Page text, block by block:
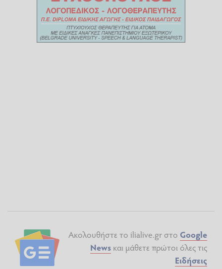
Ακολουθήστε το ilialive.gr στο Google
News και μάθετε πρώτοι όλες τις
Ειδήσεις